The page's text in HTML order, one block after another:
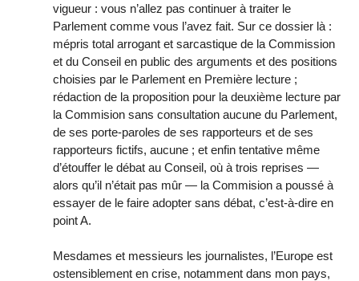
vigueur : vous n’allez pas continuer à traiter le
Parlement comme vous l’avez fait. Sur ce dossier là :
mépris total arrogant et sarcastique de la Commission
et du Conseil en public des arguments et des positions
choisies par le Parlement en Première lecture ;
rédaction de la proposition pour la deuxième lecture par
la Commision sans consultation aucune du Parlement,
de ses porte-paroles de ses rapporteurs et de ses
rapporteurs fictifs, aucune ; et enfin tentative même
d’étouffer le débat au Conseil, où à trois reprises —
alors qu’il n’était pas mûr — la Commision a poussé à
essayer de le faire adopter sans débat, c’est-à-dire en
point A.
Mesdames et messieurs les journalistes, l’Europe est
ostensiblement en crise, notamment dans mon pays,